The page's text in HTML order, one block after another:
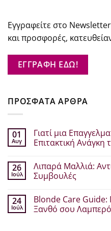
Εγγραφείτε στο
και προσφορές,
ΕΓΓΡΑΦΗ ΕΔΩ!
ΠΡΟΣΦΑΤΑ ΑΡΘΡΑ
01
Αυγ
Γιατί μια
Επιτακτική Ανάγκη
σχόλια
στο
Γιατί
Μάσκα
Μαλλιών
Είναι
26
Ιούλ
Λιπαρά Μαλλιά:
Συμβουλές
σχόλια
στο
Λιπαρά
24
Ιούλ
Blonde Care Guide:
Ξανθό σου